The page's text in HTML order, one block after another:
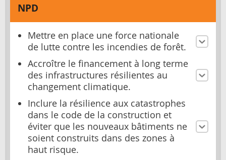
NPD
Mettre en place une force nationale
de lutte contre les incendies de forêt.
Accroître le financement à long terme
des infrastructures résilientes au
changement climatique.
Inclure la résilience aux catastrophes
dans le code de la construction et
éviter que les nouveaux bâtiments ne
soient construits dans des zones à
haut risque.